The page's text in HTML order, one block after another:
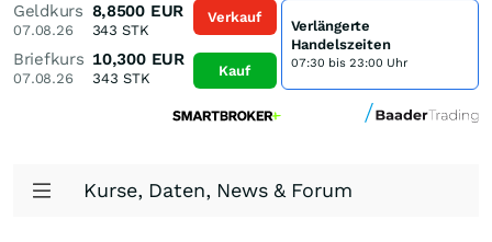
Geldkurs
07.08.26
8,8500 EUR
343 STK
Briefkurs
07.08.26
10,300 EUR
343 STK
Verkauf
Kauf
Verlängerte
Handelszeiten
07:30 bis 23:00 Uhr
Kurse, Daten, News & Forum